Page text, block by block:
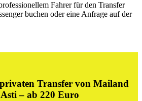
Fahrer für den Transfer
buchen oder eine Anfrage auf der
Transfer von Mailand
Asti – ab 220 Euro